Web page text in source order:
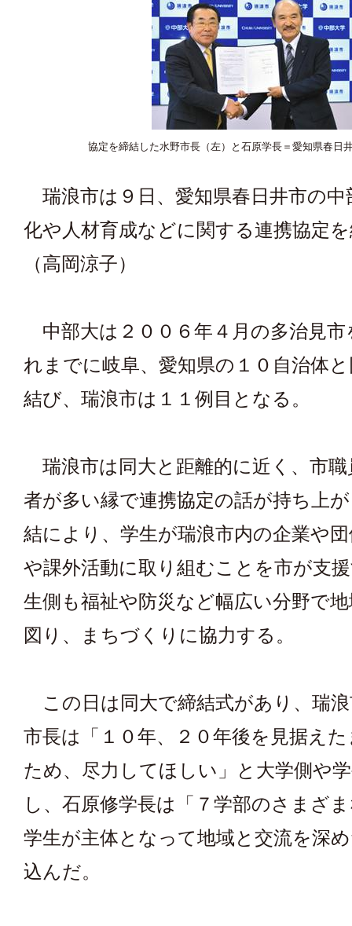
協定を締結した水野市長（左）と石原学長＝愛知県春日
瑞浪市は９日、愛知県春日井市の中
化や人材育成などに関する連携協定
（高岡涼子）
中部大は２００６年４月の多治見市
れまでに岐阜、愛知県の１０自治体
結び、瑞浪市は１１例目となる。
瑞浪市は同大と距離的に近く、市職
者が多い縁で連携協定の話が持ち上
結により、学生が瑞浪市内の企業や
や課外活動に取り組むことを市が支
生側も福祉や防災など幅広い分野で
図り、まちづくりに協力する。
この日は同大で締結式があり、瑞
市長は「１０年、２０年後を見据え
ため、尽力してほしい」と大学側や
し、石原修学長は「７学部のさまざ
学生が主体となって地域と交流を深
込んだ。